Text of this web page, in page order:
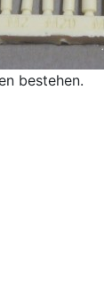
bestehen.